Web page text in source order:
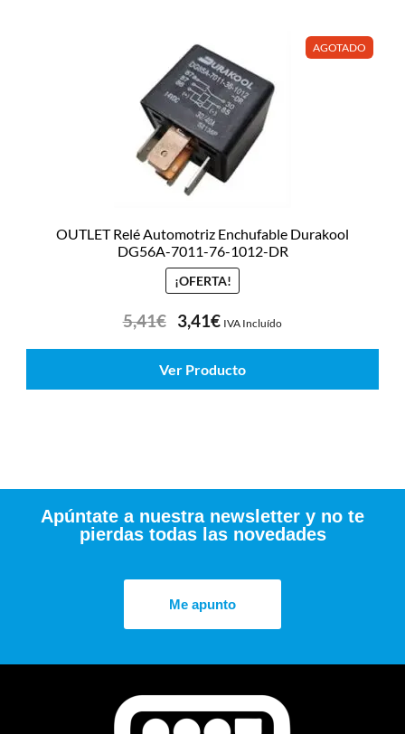
AGOTADO
OUTLET Relé Automotriz Enchufable Durakool
DG56A-7011-76-1012-DR
¡OFERTA!
5,41€ 3,41€ IVA Incluído
Ver Producto
Apúntate a nuestra newsletter y no te
pierdas todas las novedades
Me apunto